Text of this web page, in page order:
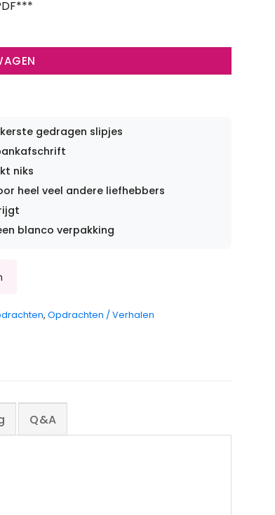
gedragen slipjes
niks
heel veel andere liefhebbers
blanco verpakking
, Opdrachten / Verhalen
Q&A